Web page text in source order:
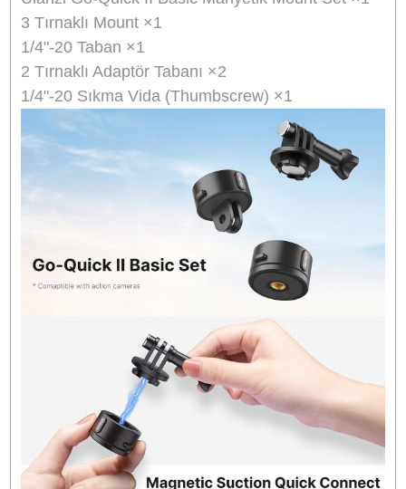
bırakma düğmesi, kameranın güvenli bir
sabitlenmesini sağlarken aynı zamanda
hareketle çıkarılmasına imkân tanır. Hafif
dayanıklı plastik gövde yapısı, günlük
yüksek performans sunarken taşınabilirliği
Kompakt tasarımı sayesinde çanta
minimum yer kaplar ve saha çekimleri,
ve outdoor aktiviteler için ideal bir yardımcıdır.
Ulanzi Go-Quick II Manyetik Hızlı Bağlantı
Seti, içerik üreticileri, vlog çekim
sporcular ve aksiyon kamera kullanıcıları için
kurulum ve güvenli montaj avantajını bir
getirir. Farklı montaj seçenekleri ve güçlü
sistemi sayesinde hem profesyonel hem
günlük kullanımda maksimum esneklik sağlar.
Teknik Özellikler
Marka:Ulanzi